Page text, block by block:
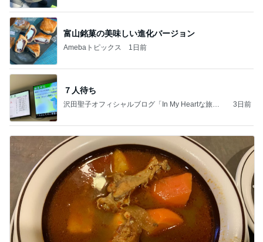
富山銘菓の美味しい進化バージョン
Amebaトピックス 1日前
７人待ち
沢田聖子オフィシャルブログ「In My Heartな旅日
3日前